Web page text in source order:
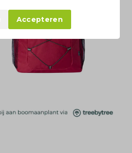
Accepteren